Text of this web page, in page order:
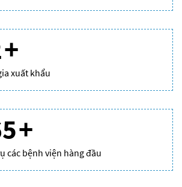
+
xuất khẩu
+
các bệnh viện hàng đầu